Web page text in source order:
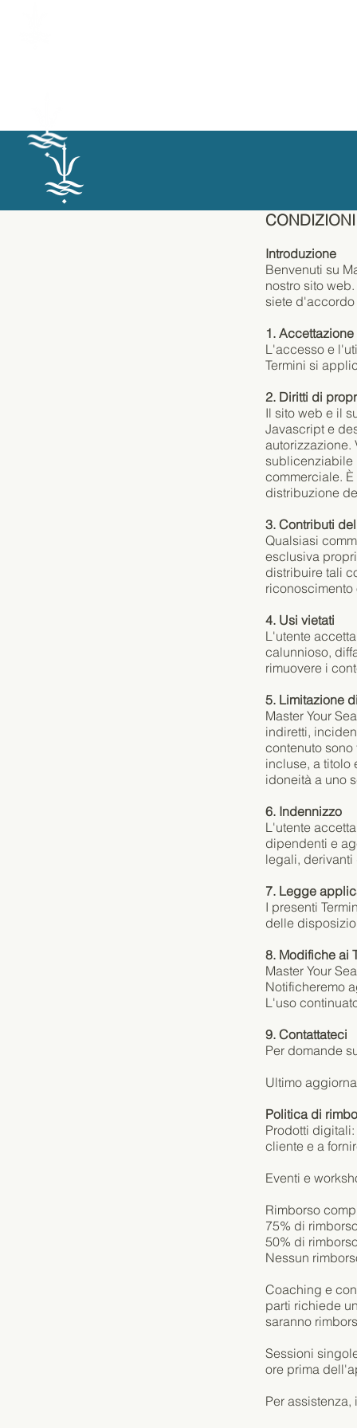
Introduzione
Benvenuti su
nostro sito
siete
1. Accettazione
L'accesso e
Termini si
2. Diritti di
Il sito web e il
Javascript e
autorizzazione.
sublicenziabile
commerciale.
distribuzione
3. Contributi
Qualsiasi
esclusiva
distribuire tali
riconoscimento
4. Usi vietati
L'utente
calunnioso,
rimuovere i
5. Limitazione
Master Your
indiretti,
contenuto
incluse, a titolo
idoneità a uno
6. Indennizzo
L'utente
dipendenti e
legali, derivanti
7. Legge
I presenti
delle
8. Modifiche ai
Master Your
Notificheremo
L'uso
9. Contattateci
Per domande
Ultimo
Politica di
Prodotti
cliente e a
Eventi e
Rimborso
75% di
50% di
Nessun
Coaching e
parti richiede
saranno
Sessioni
ore prima
Per